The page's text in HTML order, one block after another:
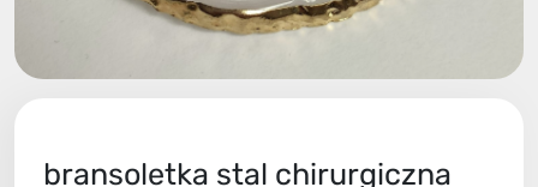
bransoletka stal chirurgiczna